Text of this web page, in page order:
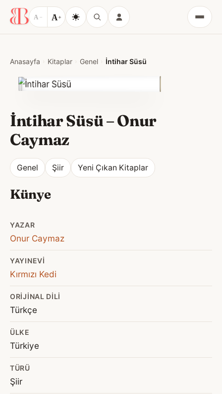
A − A+
Menü
Anasayfa Kitaplar Genel İntihar Süsü
İntihar Süsü–Onur
Caymaz
Genel Şiir Yeni Çıkan Kitaplar
Künye
YAZAR
Onur Caymaz
YAYINEVI
Kırmızı Kedi
ORIJINAL DILI
Türkçe
ÜLKE
Türkiye
TÜRÜ
Şiir